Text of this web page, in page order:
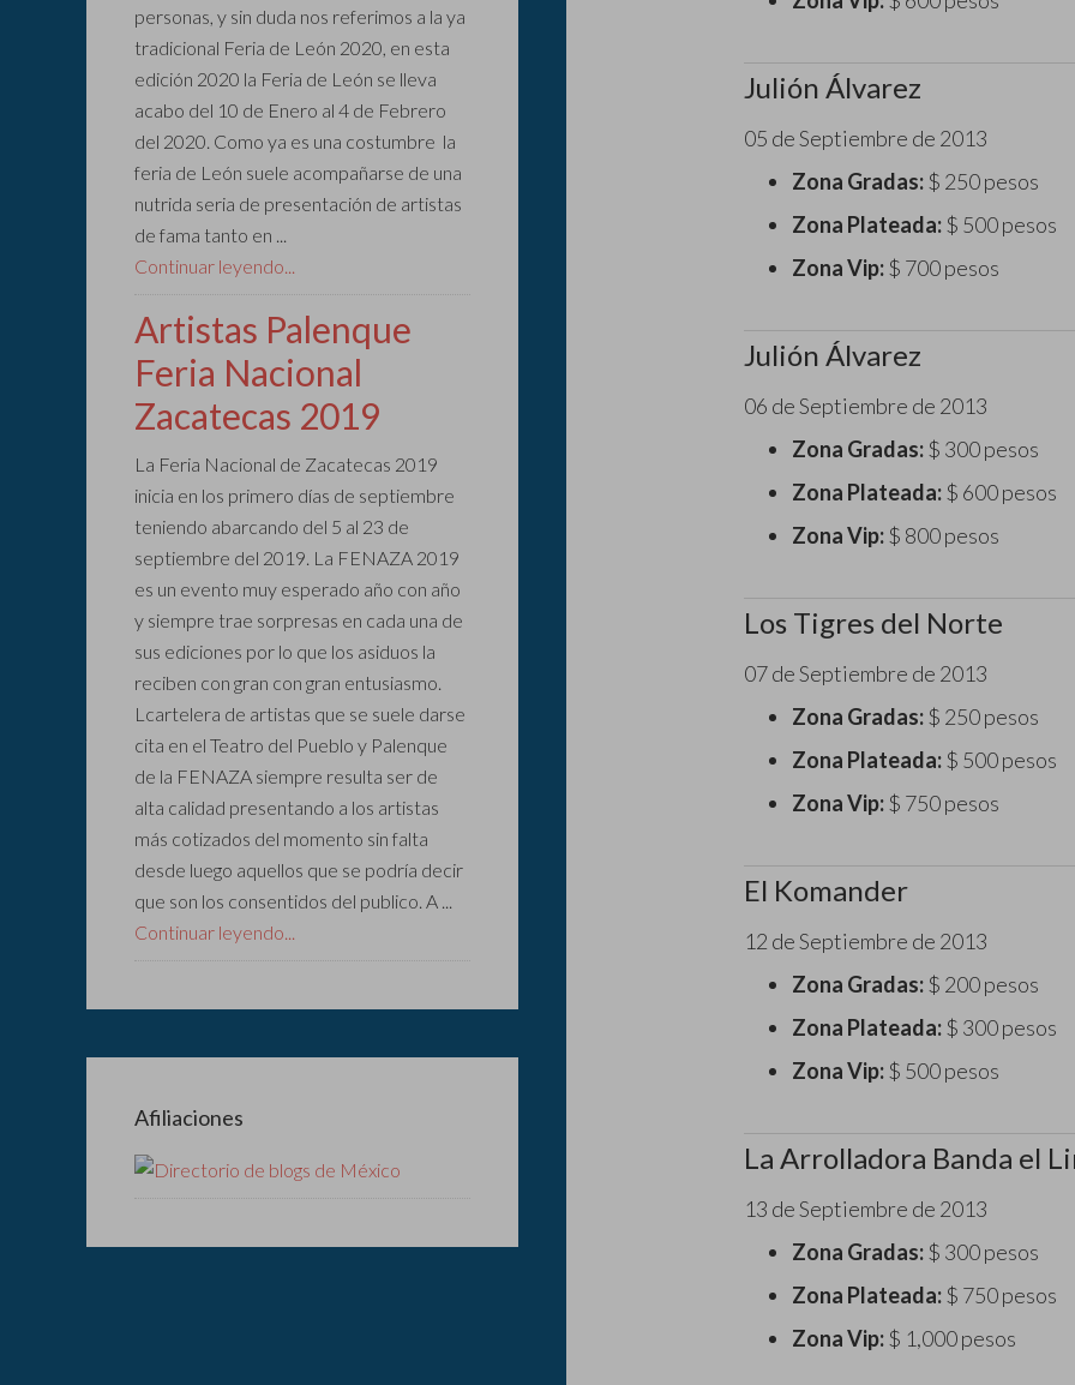
Julión Álvarez
05 de Septiembre de 2013
Zona Gradas:$ 250 pesos
Zona Plateada:$ 500 pesos
Zona Vip:$ 700 pesos
Julión Álvarez
06 de Septiembre de 2013
Zona Gradas:$ 300 pesos
Zona Plateada:$ 600 pesos
Zona Vip:$ 800 pesos
Los Tigres del Norte
07 de Septiembre de 2013
Zona Gradas:$ 250 pesos
Zona Plateada:$ 500 pesos
Zona Vip:$ 750 pesos
El Komander
12 de Septiembre de 2013
Zona Gradas:$ 200 pesos
Zona Plateada:$ 300 pesos
Zona Vip:$ 500 pesos
La Arrolladora Banda el
13 de Septiembre de 2013
Zona Gradas:$ 300 pesos
Zona Plateada:$ 750 pesos
Zona Vip:$ 1,000 pesos
personas, y sin duda nos referimos a la ya
tradicional Feria de León 2020, en esta
edición 2020 la Feria de León se lleva
acabo del 10 de Enero al 4 de Febrero
del 2020. Como ya es una costumbre la
feria de León suele acompañarse de una
nutrida seria de presentación de artistas
de fama tanto en ...
Continuar leyendo...
Artistas Palenque
Feria Nacional
Zacatecas 2019
La Feria Nacional de Zacatecas 2019
inicia en los primero días de septiembre
teniendo abarcando del 5 al 23 de
septiembre del 2019. La FENAZA 2019
es un evento muy esperado año con año
y siempre trae sorpresas en cada una de
sus ediciones por lo que los asiduos la
reciben con gran con gran entusiasmo.
Lcartelera de artistas que se suele darse
cita en el Teatro del Pueblo y Palenque
de la FENAZA siempre resulta ser de
alta calidad presentando a los artistas
más cotizados del momento sin falta
desde luego aquellos que se podría decir
que son los consentidos del publico. A ...
Continuar leyendo...
Afiliaciones